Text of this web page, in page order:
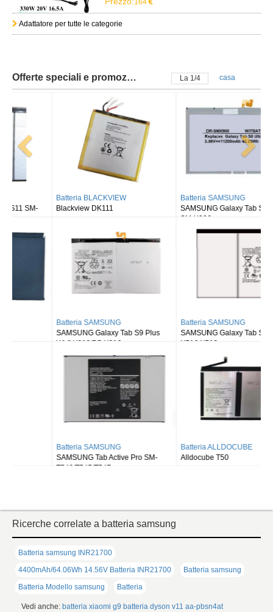
164
Adattatore per tutte le categorie
Offerte speciali e promozioni La 2/4 casa
Batteria BLACKVIEW
Blackview DK111
Batteria SAMSUNG
SAMSUNG Galaxy Tab S8 Ultra
Batteria SAMSUNG
SAMSUNG Galaxy Tab S9 Plus
Wi-fi X810/5G X816
Batteria SAMSUNG
SAMSUNG Galaxy Tab S9FE X510
Batteria SAMSUNG
SAMSUNG Tab Active Pro SM-
T540/T545/T547
Batteria ALLDOCUBE
Alldocube T50
Ricerche correlate a batteria samsung
Batteria samsung INR21700
4400mAh/64.06Wh 14.56V Batteria INR21700
Batteria samsung
Batteria Modello samsung
Batteria
Vedi anche: batteria xiaomi g9 batteria dyson v11 aa-pbsn4at